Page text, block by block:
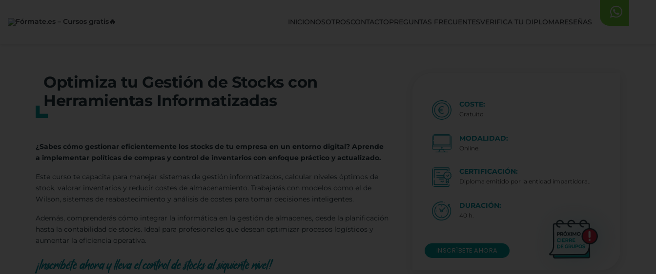
INICIONOSOTROSCONTACTOPREGUNTAS FRECUENTESVERIFICA TU DIPLOMARESEÑAS
Optimiza tu Gestión de Stocks con
Herramientas Informatizadas
¿Sabes cómo gestionar eficientemente los stocks de tu empresa en un entorno digital? Aprende
a implementar políticas de compras y control de inventarios con enfoque práctico y actualizado.
Este curso te capacita para manejar sistemas de gestión informatizados, calcular niveles óptimos de
stock, valorar inventarios y reducir costes de almacenamiento. Trabajarás con modelos como el de
Wilson, sistemas de reabastecimiento y análisis de costes para tomar decisiones inteligentes.
Además, comprenderás cómo integrar la informática en la gestión de almacenes, desde la planificación
hasta la contabilidad de stocks. Ideal para profesionales que desean optimizar procesos logísticos y
aumentar la eficiencia operativa.
¡Inscríbete ahora y lleva el control de stocks al siguiente nivel!
COSTE:
Gratuito
MODALIDAD:
Online.
CERTIFICACIÓN:
Diploma emitido por la entidad impartidora..
DURACIÓN:
40 h.
INSCRÍBETE AHORA